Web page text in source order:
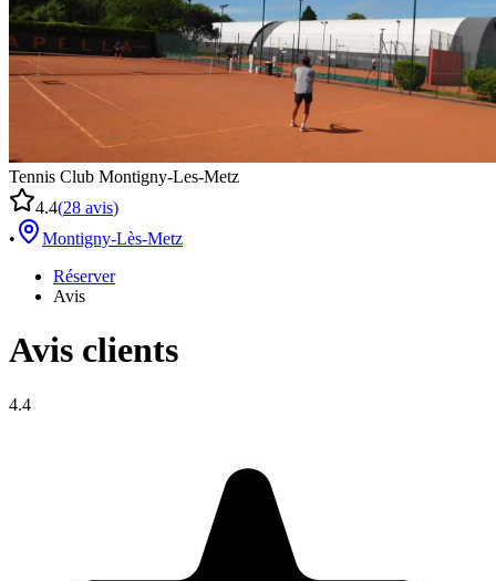
Tennis Club Montigny-Les-Metz
4.4(28 avis)
•
Montigny-Lès-Metz
Réserver
Avis
Avis clients
4.4